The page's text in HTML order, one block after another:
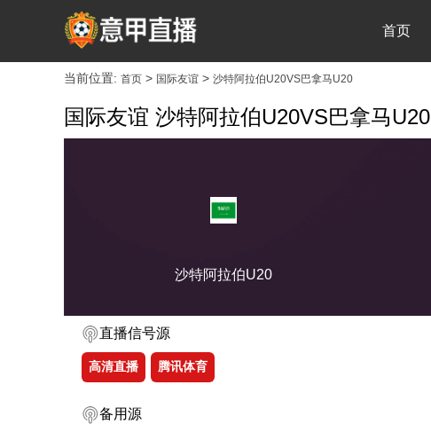
首页
当前位置: 首页 > 国际友谊 > 沙特阿拉伯U20VS巴拿马U20
国际友谊 沙特阿拉伯U20VS巴拿马U20
沙特阿拉伯U20
直播信号源
高清直播 腾讯体育
备用源